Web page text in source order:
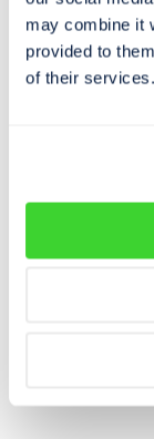
may combine it
provided to
of their services.